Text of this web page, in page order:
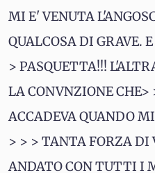
MI E' VENUTA
QUALCOSA DI GRAVE.
> PASQUETTA!!!
LA CONVNZIONE
ACCADEVA QUANDO
> > > TANTA FORZA DI
ANDATO CON TUTTI I